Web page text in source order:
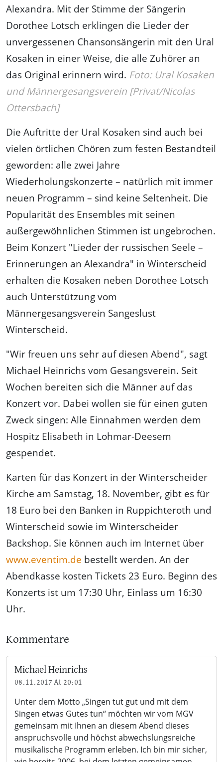
Alexandra. Mit der Stimme der Sängerin
Dorothee Lotsch erklingen die Lieder der
unvergessenen Chansonsängerin mit den Ural
Kosaken in einer Weise, die alle Zuhörer an
das Original erinnern wird. Foto: Ural Kosaken
und Männergesangsverein [Privat/Nicolas
Ottersbach]
Die Auftritte der Ural Kosaken sind auch bei
vielen örtlichen Chören zum festen Bestandteil
geworden: alle zwei Jahre
Wiederholungskonzerte – natürlich mit immer
neuen Programm – sind keine Seltenheit. Die
Popularität des Ensembles mit seinen
außergewöhnlichen Stimmen ist ungebrochen.
Beim Konzert "Lieder der russischen Seele –
Erinnerungen an Alexandra" in Winterscheid
erhalten die Kosaken neben Dorothee Lotsch
auch Unterstützung vom
Männergesangsverein Sangeslust
Winterscheid.
"Wir freuen uns sehr auf diesen Abend", sagt
Michael Heinrichs vom Gesangsverein. Seit
Wochen bereiten sich die Männer auf das
Konzert vor. Dabei wollen sie für einen guten
Zweck singen: Alle Einnahmen werden dem
Hospitz Elisabeth in Lohmar-Deesem
gespendet.
Karten für das Konzert in der Winterscheider
Kirche am Samstag, 18. November, gibt es für
18 Euro bei den Banken in Ruppichteroth und
Winterscheid sowie im Winterscheider
Backshop. Sie können auch im Internet über
www.eventim.de bestellt werden. An der
Abendkasse kosten Tickets 23 Euro. Beginn des
Konzerts ist um 17:30 Uhr, Einlass um 16:30
Uhr.
Kommentare
Michael Heinrichs
08.11.2017 At 20:01
Unter dem Motto „Singen tut gut und mit dem
Singen etwas Gutes tun“ möchten wir vom MGV
gemeinsam mit Ihnen an diesem Abend dieses
anspruchsvolle und höchst abwechslungsreiche
musikalische Programm erleben. Ich bin mir sicher,